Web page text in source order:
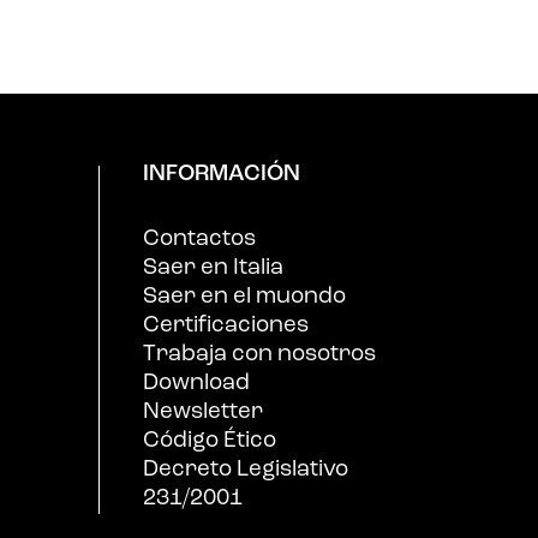
INFORMACIÓN
Contactos
Saer en Italia
Saer en el muondo
Certificaciones
Trabaja con nosotros
Download
Newsletter
Código Ético
Decreto Legislativo
231/2001